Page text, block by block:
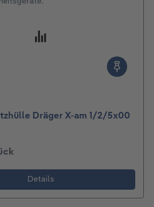
Dräger X-am 1/2/5x00
Details